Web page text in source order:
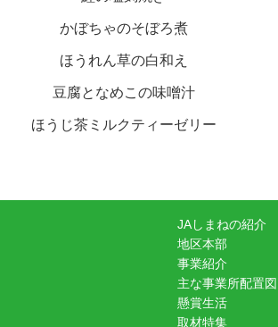
かぼちゃのそぼろ煮
ほうれん草の白和え
豆腐となめこの味噌汁
ほうじ茶ミルクティーゼリー
JAしまねの紹介
地区本部
事業紹介
主な事業所配置図
懸賞生活
取材特集